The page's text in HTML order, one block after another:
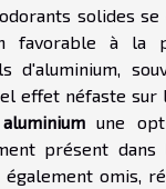
solides
favorable à la
d'aluminium,
effet néfaste sur
une
présent dans
omis,